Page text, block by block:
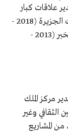
(2021 ـ 2023م) ومدير علاقات كبار
العملاء في المصرفية الخاصة وإدارة الثروات في بنك الجزيرة (2018 -
2023م)، ومدير البنك السعودي للاستثمار في الخبر (2013 -
مركز الملك
الثقافي وغير
لعدد من المشاريع